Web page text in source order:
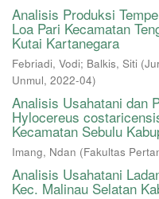
Analisis Produksi
Loa Pari Kecamatan
Kutai Kartanegara
Febriadi, Vodi; Balkis, Siti (
Unmul, 2022-04)
Analisis Usahatani dan
Hylocereus
Kecamatan Sebulu
Imang, Ndan (Fakultas
Analisis Usahatani
Kec. Malinau Selatan